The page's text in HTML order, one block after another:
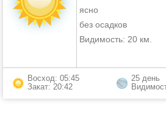
ясно
без осадков
Видимость: 20 км.
Восход: 05:45
Закат: 20:42
25 день